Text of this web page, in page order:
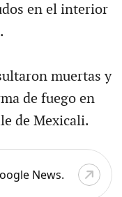
en el interior
muertas y
de fuego en
de Mexicali.
News.